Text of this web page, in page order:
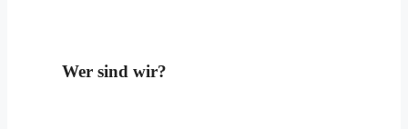
Wer sind wir?